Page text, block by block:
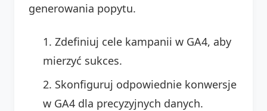
generowania popytu.
Zdefiniuj cele kampanii w GA4, aby
mierzyć sukces.
Skonfiguruj odpowiednie konwersje
w GA4 dla precyzyjnych danych.